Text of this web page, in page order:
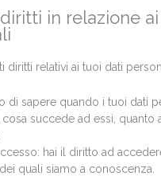
in relazione
diritti relativi ai tuoi dati
di sapere quando i tuoi dati
cosa succede ad essi, quanto
hai il diritto ad
quali siamo a conoscenza.